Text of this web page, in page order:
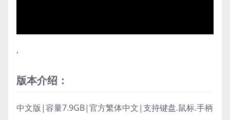
,
版本介绍：
中文版|容量7.9GB|官方繁体中文|支持键盘.鼠标.手柄